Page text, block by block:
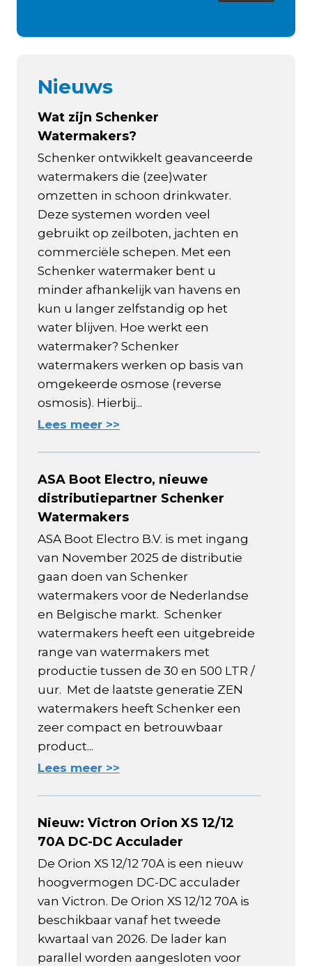
Nieuws
Wat zijn Schenker
Watermakers?
Schenker ontwikkelt geavanceerde
watermakers die (zee)water
omzetten in schoon drinkwater.
Deze systemen worden veel
gebruikt op zeilboten, jachten en
commerciële schepen. Met een
Schenker watermaker bent u
minder afhankelijk van havens en
kun u langer zelfstandig op het
water blijven. Hoe werkt een
watermaker? Schenker
watermakers werken op basis van
omgekeerde osmose (reverse
osmosis). Hierbij...
Lees meer >>
ASA Boot Electro, nieuwe
distributiepartner Schenker
Watermakers
ASA Boot Electro B.V. is met ingang
van November 2025 de distributie
gaan doen van Schenker
watermakers voor de Nederlandse
en Belgische markt. Schenker
watermakers heeft een uitgebreide
range van watermakers met
productie tussen de 30 en 500 LTR /
uur. Met de laatste generatie ZEN
watermakers heeft Schenker een
zeer compact en betrouwbaar
product...
Lees meer >>
Nieuw: Victron Orion XS 12/12
70A DC-DC Acculader
De Orion XS 12/12 70A is een nieuw
hoogvermogen DC-DC acculader
van Victron. De Orion XS 12/12 70A is
beschikbaar vanaf het tweede
kwartaal van 2026. De lader kan
parallel worden aangesloten voor